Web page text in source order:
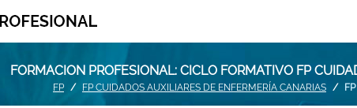
FORMACION PROFESIONAL: CICLO FORMATIVO FP
FP FP CUIDADOS AUXILIARES DE ENFERMERÍA CANARIAS